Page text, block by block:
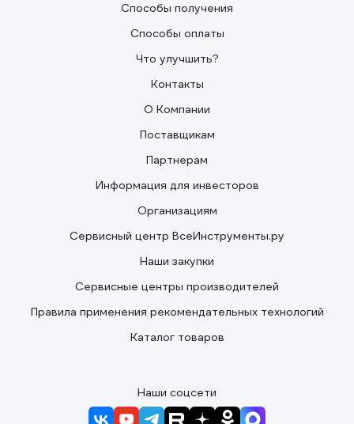
Способы получения
Способы оплаты
Что улучшить?
Контакты
О Компании
Поставщикам
Партнерам
Информация для инвесторов
Организациям
Сервисный центр ВсеИнструменты.ру
Наши закупки
Сервисные центры производителей
Правила применения рекомендательных технологий
Каталог товаров
Наши соцсети